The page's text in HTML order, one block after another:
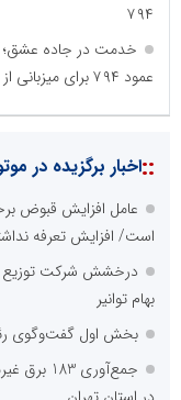
۷۹۴
خدمت در جاده عشق؛
عمود ۷۹۴ برای میزبانی از زائران اربعین
::اخبار برگزیده در
عامل افزایش قبوض
است/ افزایش تعرفه
درخشش شرکت توزیع
بهام توانیر
بخش اول گفت‌وگوی
جمع‌آوری